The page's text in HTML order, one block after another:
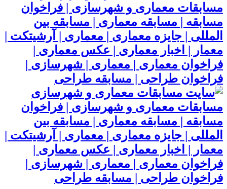
مسابقات معماری و شهرسازی | فراخوان
مسابقه | مسابقه معماری | مسابقه بین
المللی | جایزه معماری | معماری | آرشیتکت |
معمار | اخبار معماری | عکس معماری |
فراخوان معماری | معماری | شهرسازی |
فراخوان طراحی | مسابقه طراحی
مسابقات معماری و شهرسازی | فراخوان
مسابقه | مسابقه معماری | مسابقه بین
المللی | جایزه معماری | معماری | آرشیتکت |
معمار | اخبار معماری | عکس معماری |
فراخوان معماری | معماری | شهرسازی |
فراخوان طراحی | مسابقه طراحی